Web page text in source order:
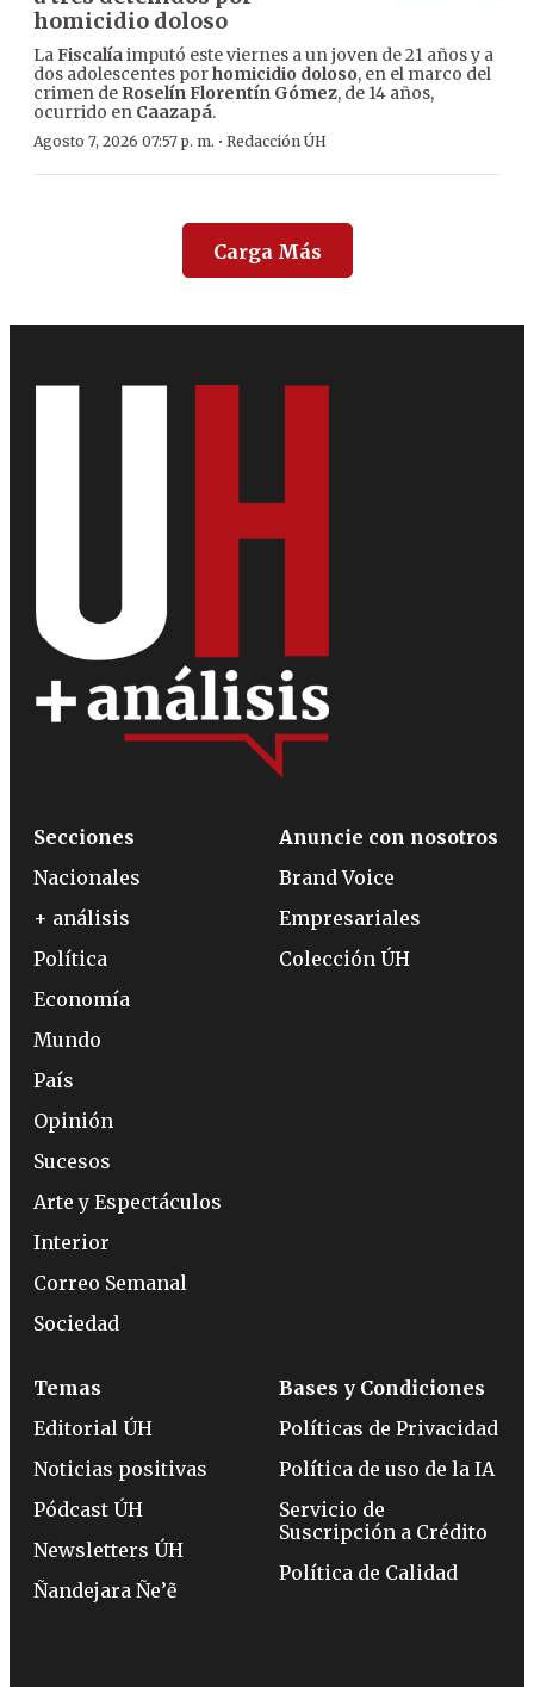
homicidio doloso
LaFiscalíaimputó este viernes a un joven de 21 años y a
dos adolescentes porhomicidio doloso, en el marco del
crimen de Roselín Florentín Gómez, de 14 años,
ocurrido en Caazapá.
Agosto 7, 2026 07:57 p. m. · Redacción ÚH
Carga Más
Secciones
Nacionales
+ análisis
Política
Economía
Mundo
País
Opinión
Sucesos
Arte y Espectáculos
Interior
Correo Semanal
Sociedad
Anuncie con nosotros
Brand Voice
Empresariales
Colección ÚH
Temas
Editorial ÚH
Noticias positivas
Pódcast ÚH
Newsletters ÚH
Ñandejara Ñe’ẽ
Bases y Condiciones
Políticas de Privacidad
Política de uso de la IA
Servicio de
Suscripción a Crédito
Política de Calidad